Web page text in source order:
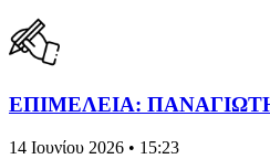
ΕΠΙΜΕΛΕΙΑ:
14 Ιουνίου 2026 • 15:23